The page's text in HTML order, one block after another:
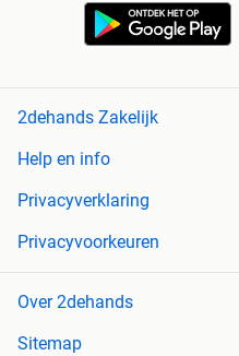
2dehands Zakelijk
Help en info
Privacyverklaring
Privacyvoorkeuren
Over 2dehands
Sitemap